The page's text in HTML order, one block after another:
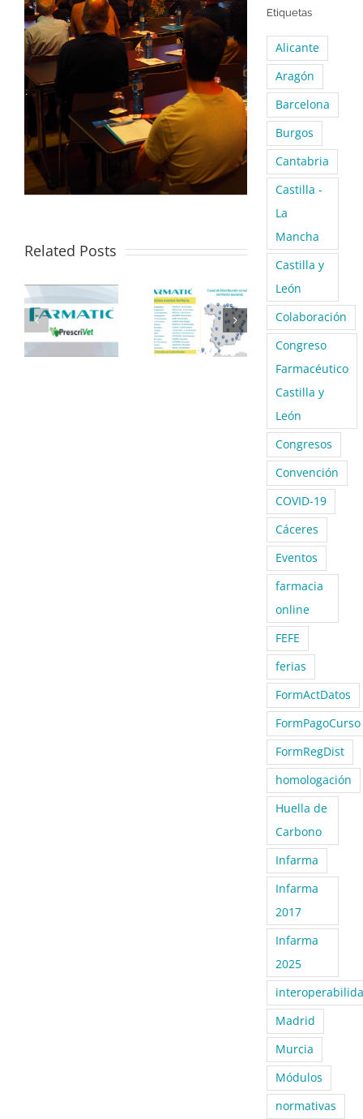
Related Posts
Etiquetas
Alicante
Aragón
Barcelona
Burgos
Cantabria
Castilla -
La
Mancha
Castilla y
León
Colaboración
Congreso
Farmacéutico
Castilla y
León
Congresos
Convención
COVID-19
Cáceres
Eventos
farmacia
online
FEFE
ferias
FormActDatos
FormPagoCurso
FormRegDist
homologación
Huella de
Carbono
Infarma
Infarma
2017
Infarma
2025
Madrid
Murcia
Módulos
normativas